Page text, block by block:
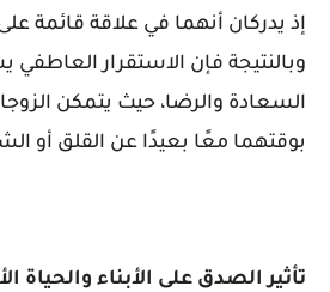
إذ يدركان أنهما في علاقة قائمة
وبالنتيجة فإن الاستقرار
السعادة والرضا، حيث يتمكن
بوقتهما معًا بعيدًا عن القلق أو
تأثير الصدق على الأبناء والحياة